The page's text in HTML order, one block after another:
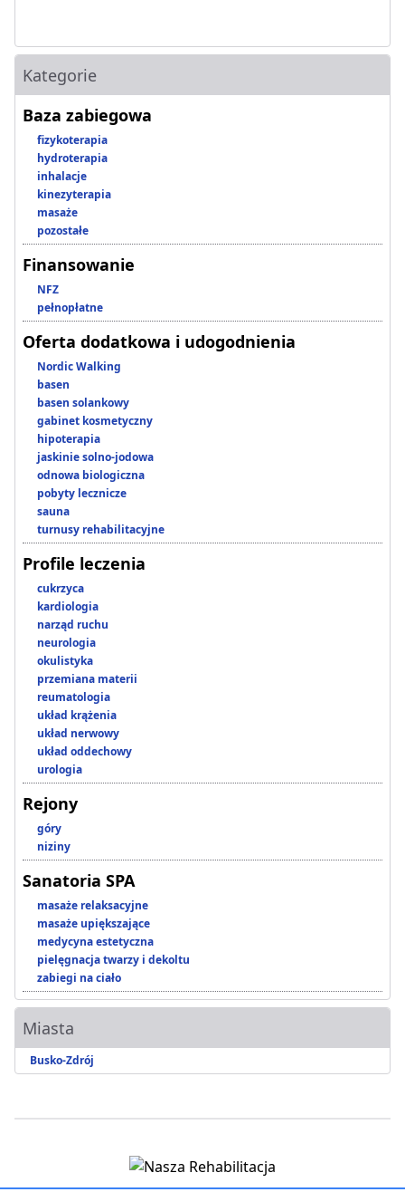
Kategorie
Baza zabiegowa
fizykoterapia
hydroterapia
inhalacje
kinezyterapia
masaże
pozostałe
Finansowanie
NFZ
pełnopłatne
Oferta dodatkowa i udogodnienia
Nordic Walking
basen
basen solankowy
gabinet kosmetyczny
hipoterapia
jaskinie solno-jodowa
odnowa biologiczna
pobyty lecznicze
sauna
turnusy rehabilitacyjne
Profile leczenia
cukrzyca
kardiologia
narząd ruchu
neurologia
okulistyka
przemiana materii
reumatologia
układ krążenia
układ nerwowy
układ oddechowy
urologia
Rejony
góry
niziny
Sanatoria SPA
masaże relaksacyjne
masaże upiększające
medycyna estetyczna
pielęgnacja twarzy i dekoltu
zabiegi na ciało
Miasta
Busko-Zdrój